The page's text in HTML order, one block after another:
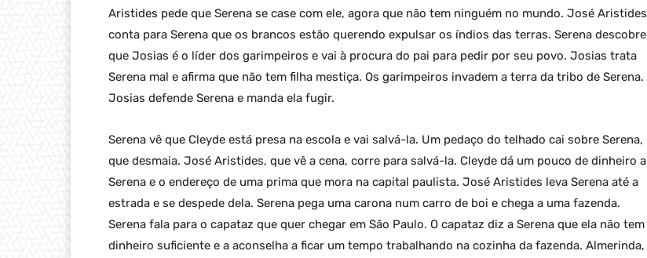
Aristides pede que Serena se case com ele, agora que não tem ninguém no mundo. José Aristides
conta para Serena que os brancos estão querendo expulsar os índios das terras. Serena descobre
que Josias é o líder dos garimpeiros e vai à procura do pai para pedir por seu povo. Josias trata
Serena mal e afirma que não tem filha mestiça. Os garimpeiros invadem a terra da tribo de Serena.
Josias defende Serena e manda ela fugir.
Serena vê que Cleyde está presa na escola e vai salvá-la. Um pedaço do telhado cai sobre Serena,
que desmaia. José Aristides, que vê a cena, corre para salvá-la. Cleyde dá um pouco de dinheiro a
Serena e o endereço de uma prima que mora na capital paulista. José Aristides leva Serena até a
estrada e se despede dela. Serena pega uma carona num carro de boi e chega a uma fazenda.
Serena fala para o capataz que quer chegar em São Paulo. O capataz diz a Serena que ela não tem
dinheiro suficiente e a aconselha a ficar um tempo trabalhando na cozinha da fazenda. Almerinda,